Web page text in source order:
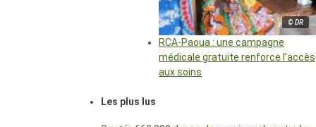
© DR
RCA-Paoua : une campagne
médicale gratuite renforce l’accès
aux soins
Les plus lus